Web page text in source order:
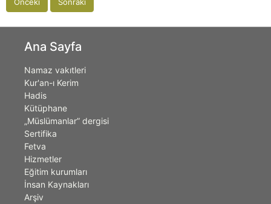
Önceki Sonraki
Ana Sayfa
Namaz vakıtleri
Kur'an-ı Kerim
Hadis
Kütüphane
„Müslümanlar” dergisi
Sertifika
Fetva
Hizmetler
Eğitim kurumları
İnsan Kaynakları
Arşiv